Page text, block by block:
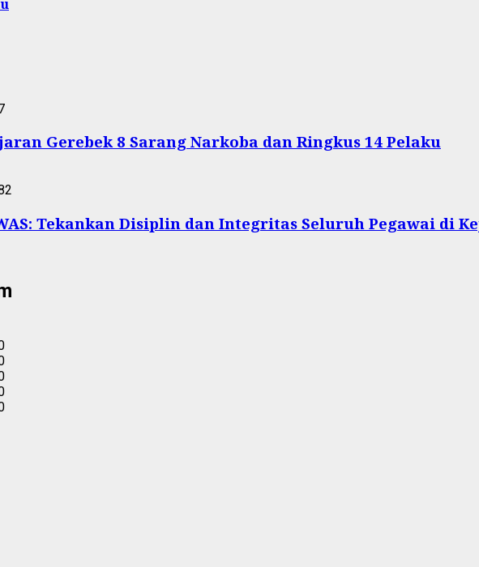
Gerebek 8 Sarang Narkoba dan Ringkus 14 Pelaku
Tekankan Disiplin dan Integritas Seluruh Pegawai di